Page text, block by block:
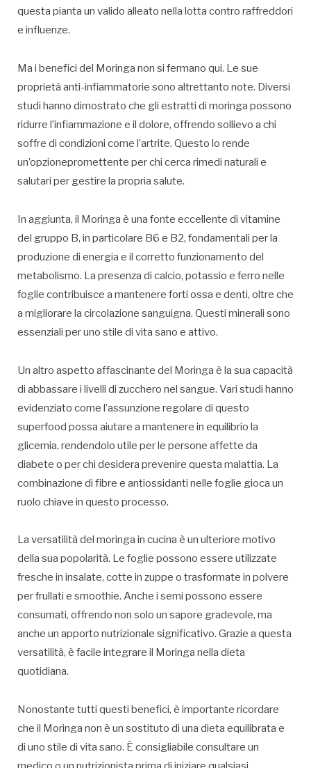
questa pianta un valido alleato nella lotta contro raffreddori
e influenze.
Ma i benefici del Moringa non si fermano qui. Le sue
proprietà anti-infiammatorie sono altrettanto note. Diversi
studi hanno dimostrato che gli estratti di moringa possono
ridurre l’infiammazione e il dolore, offrendo sollievo a chi
soffre di condizioni come l’artrite. Questo lo rende
un’opzionepromettente per chi cerca rimedi naturali e
salutari per gestire la propria salute.
In aggiunta, il Moringa è una fonte eccellente di vitamine
del gruppo B, in particolare B6 e B2, fondamentali per la
produzione di energia e il corretto funzionamento del
metabolismo. La presenza di calcio, potassio e ferro nelle
foglie contribuisce a mantenere forti ossa e denti, oltre che
a migliorare la circolazione sanguigna. Questi minerali sono
essenziali per uno stile di vita sano e attivo.
Un altro aspetto affascinante del Moringa è la sua capacità
di abbassare i livelli di zucchero nel sangue. Vari studi hanno
evidenziato come l’assunzione regolare di questo
superfood possa aiutare a mantenere in equilibrio la
glicemia, rendendolo utile per le persone affette da
diabete o per chi desidera prevenire questa malattia. La
combinazione di fibre e antiossidanti nelle foglie gioca un
ruolo chiave in questo processo.
La versatilità del moringa in cucina è un ulteriore motivo
della sua popolarità. Le foglie possono essere utilizzate
fresche in insalate, cotte in zuppe o trasformate in polvere
per frullati e smoothie. Anche i semi possono essere
consumati, offrendo non solo un sapore gradevole, ma
anche un apporto nutrizionale significativo. Grazie a questa
versatilità, è facile integrare il Moringa nella dieta
quotidiana.
Nonostante tutti questi benefici, è importante ricordare
che il Moringa non è un sostituto di una dieta equilibrata e
di uno stile di vita sano. È consigliabile consultare un